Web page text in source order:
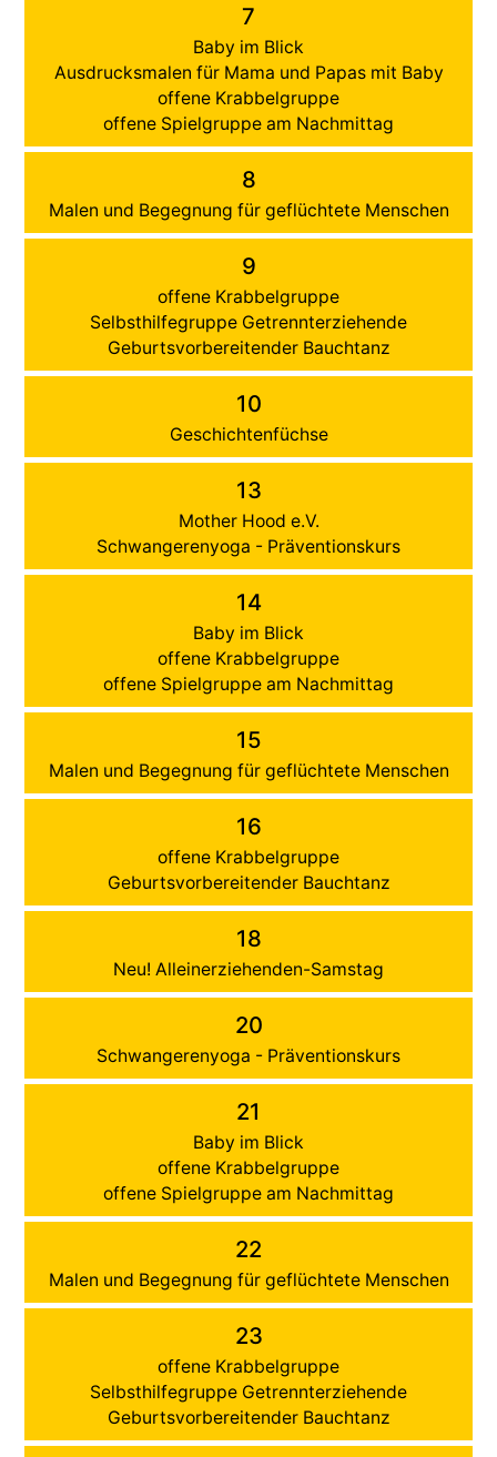
7
Baby im Blick
Ausdrucksmalen für Mama und Papas mit Baby
offene Krabbelgruppe
offene Spielgruppe am Nachmittag
8
Malen und Begegnung für geflüchtete Menschen
9
offene Krabbelgruppe
Selbsthilfegruppe Getrennterziehende
Geburtsvorbereitender Bauchtanz
10
Geschichtenfüchse
13
Mother Hood e.V.
Schwangerenyoga - Präventionskurs
14
Baby im Blick
offene Krabbelgruppe
offene Spielgruppe am Nachmittag
15
Malen und Begegnung für geflüchtete Menschen
16
offene Krabbelgruppe
Geburtsvorbereitender Bauchtanz
18
Neu! Alleinerziehenden-Samstag
20
Schwangerenyoga - Präventionskurs
21
Baby im Blick
offene Krabbelgruppe
offene Spielgruppe am Nachmittag
22
Malen und Begegnung für geflüchtete Menschen
23
offene Krabbelgruppe
Selbsthilfegruppe Getrennterziehende
Geburtsvorbereitender Bauchtanz